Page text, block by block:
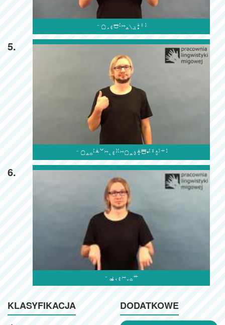

5.

6.

KLASYFIKACJA DODATKOWE